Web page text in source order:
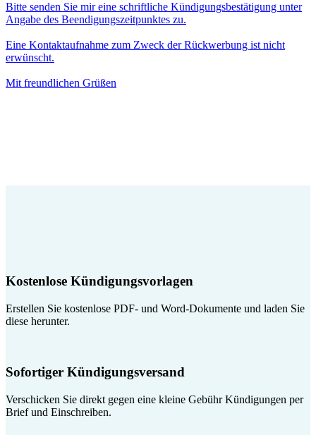
Bitte senden Sie mir eine schriftliche Kündigungsbestätigung unter
Angabe des Beendigungszeitpunktes zu.
Eine Kontaktaufnahme zum Zweck der Rückwerbung ist nicht
erwünscht.
Mit freundlichen Grüßen
Kostenlose Kündigungsvorlagen
Erstellen Sie kostenlose PDF- und Word-Dokumente und laden Sie
diese herunter.
Sofortiger Kündigungsversand
Verschicken Sie direkt gegen eine kleine Gebühr Kündigungen per
Brief und Einschreiben.